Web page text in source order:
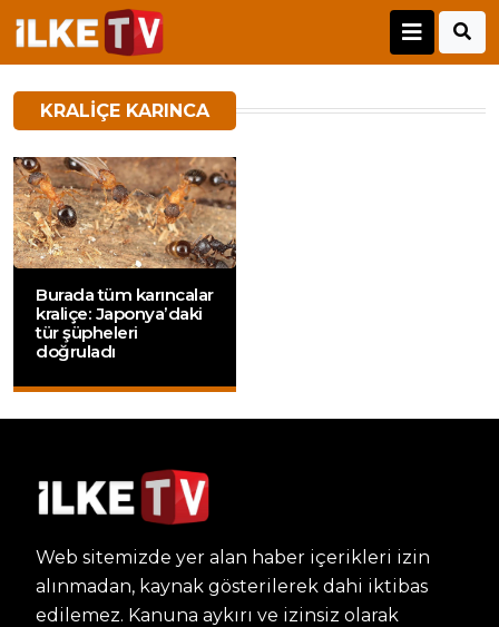
KRALIÇE KARINCA
Burada tüm karıncalar
kraliçe: Japonya’daki
tür şüpheleri
doğruladı
Web sitemizde yer alan haber içerikleri izin
alınmadan, kaynak gösterilerek dahi iktibas
edilemez. Kanuna aykırı ve izinsiz olarak